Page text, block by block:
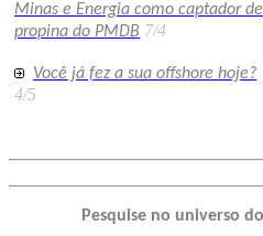
Minas e Energia como captador de
propina do PMDB 7/4
Você já fez a sua offshore hoje?
4/5
Pesquise no universo